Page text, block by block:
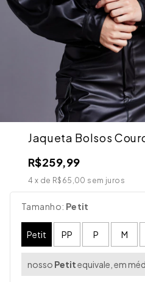
Jaqueta Bolsos
R$259,99
4 x de R$65,00 sem juros
Tamanho: Petit
Petit PP P M
nosso Petitequivale, em